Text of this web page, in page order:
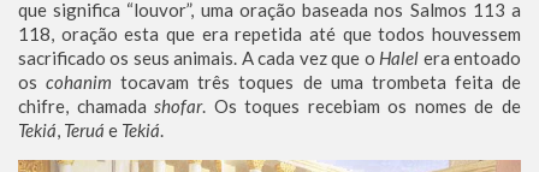
que significa “louvor”, uma oração baseada nos Salmos 113 a
118, oração esta que era repetida até que todos houvessem
sacrificado os seus animais. A cada vez que o Halel era entoado
oscohanim tocavam três toques de uma trombeta feita de
chifre, chamadashofar. Os toques recebiam os nomes de de
Tekiá, Teruá e Tekiá.